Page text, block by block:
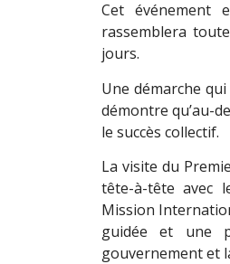
Cet événement
rassemblera
jours.
Une démarche
démontre qu’au-
le succès collectif.
La visite du
tête-à-tête avec
Mission
guidée et une
gouvernement et